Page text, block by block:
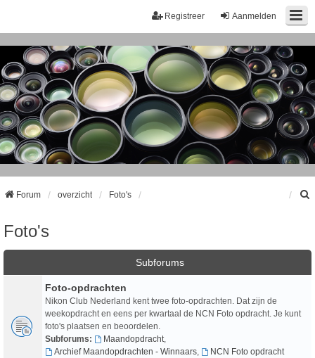
Aanmelden
Registreer
Forum overzicht Foto's
Foto's
Subforums
Foto-opdrachten
Nikon Club Nederland kent twee foto-opdrachten. Dat zijn de
weekopdracht en eens per kwartaal de NCN Foto opdracht. Je kunt
foto's plaatsen en beoordelen.
Subforums:
Maandopdracht,
Archief Maandopdrachten - Winnaars,
NCN Foto opdracht